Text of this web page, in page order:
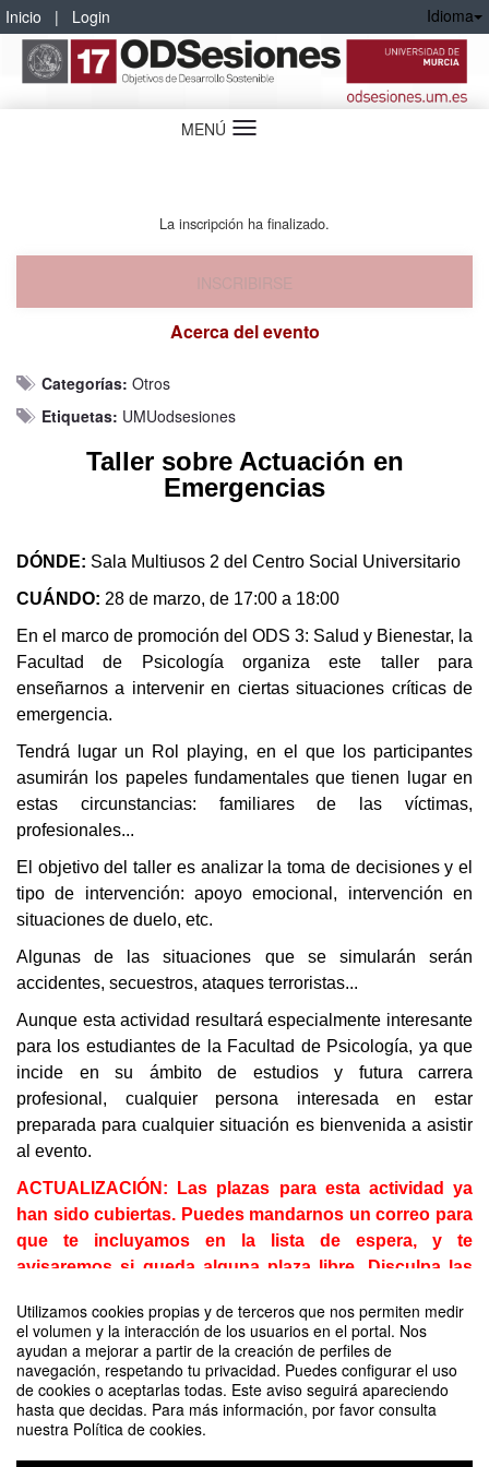
Utilizamos cookies propias y de terceros que nos permiten medir
el volumen y la interacción de los usuarios en el portal. Nos
ayudan a mejorar a partir de la creación de perfiles de
navegación, respetando tu privacidad. Puedes configurar el uso
de cookies o aceptarlas todas. Este aviso seguirá apareciendo
hasta que decidas. Para más información, por favor consulta
nuestra Política de cookies.
Inicio | Login Idioma
MENÚ Idioma
La inscripción ha finalizado.
INSCRIBIRSE
Acerca del evento
Categorías: Otros
Etiquetas: UMUodsesiones
Taller sobre Actuación en
Emergencias
DÓNDE: Sala Multiusos 2 del Centro Social Universitario
CUÁNDO: 28 de marzo, de 17:00 a 18:00
En el marco de promoción del ODS 3: Salud y Bienestar, la
Facultad de Psicología organiza este taller para
enseñarnos a intervenir en ciertas situaciones críticas de
emergencia.
Tendrá lugar un Rol playing, en el que los participantes
asumirán los papeles fundamentales que tienen lugar en
estas circunstancias: familiares de las víctimas,
profesionales...
El objetivo del taller es analizar la toma de decisiones y el
tipo de intervención: apoyo emocional, intervención en
situaciones de duelo, etc.
Algunas de las situaciones que se simularán serán
accidentes, secuestros, ataques terroristas...
Aunque esta actividad resultará especialmente interesante
para los estudiantes de la Facultad de Psicología, ya que
incide en su ámbito de estudios y futura carrera
profesional, cualquier persona interesada en estar
preparada para cualquier situación es bienvenida a asistir
al evento.
ACTUALIZACIÓN: Las plazas para esta actividad ya
han sido cubiertas. Puedes mandarnos un correo para
que te incluyamos en la lista de espera, y te
avisaremos si queda alguna plaza libre. Disculpa las
Comparte este evento